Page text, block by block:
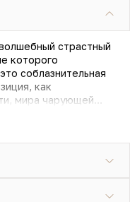
страстный
которого
соблазнительная
как
мира чарующей
Свежими
бергамота и личи,
душистого
особенно чисто и
незабываемая